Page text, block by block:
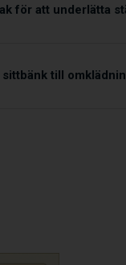
för att underlätta
till